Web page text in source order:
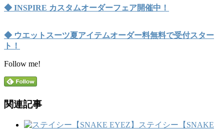
◆ INSPIRE カスタムオーダーフェア開催中！
◆ ウエットスーツ夏アイテムオーダー料無料で受付スター
ト！
Follow me!
関連記事
ステイシー【SNAKE